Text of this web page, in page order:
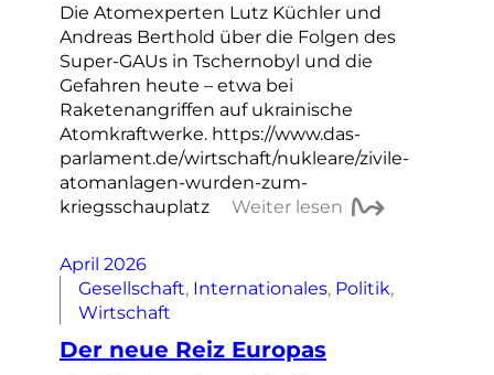
Die Atomexperten Lutz Küchler und
Andreas Berthold über die Folgen des
Super-GAUs in Tschernobyl und die
Gefahren heute – etwa bei
Raketenangriffen auf ukrainische
Atomkraftwerke. https://www.das-
parlament.de/wirtschaft/nukleare/zivile-
atomanlagen-wurden-zum-
kriegsschauplatz
Weiter lesen
April 2026
Gesellschaft, Internationales, Politik
Wirtschaft
Der neue Reiz Europas